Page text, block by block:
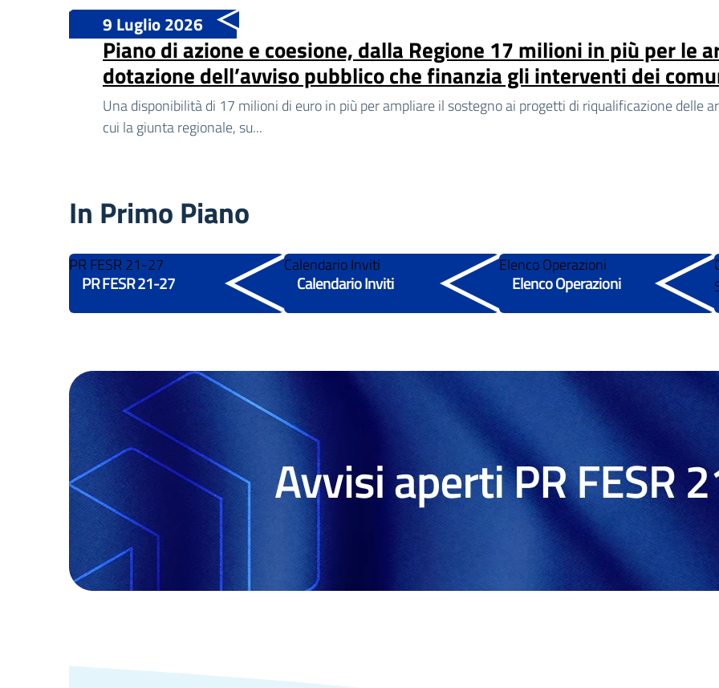
Piano di azione e coesione, dalla Regione 17 milioni in più per le
dotazione dell’avviso pubblico che finanzia gli interventi dei
9 Luglio 2026
Una disponibilità di 17 milioni di euro in più per ampliare il sostegno ai progetti di riqualificazione delle
cui la giunta regionale, su...
In Primo Piano
PR FESR 21-27
PR FESR 21-27
Calendario Inviti
Calendario Inviti
Elenco Operazioni
Elenco Operazioni
Bandi e Avvisi